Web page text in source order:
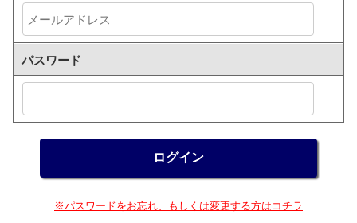
パスワード
※パスワードをお忘れ、もしくは変更する方はコチラ